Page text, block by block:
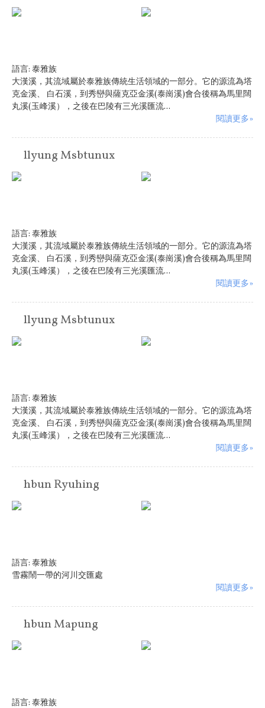
語言: 泰雅族
大漢溪，其流域屬於泰雅族傳統生活領域的一部分。它的源流為塔
克金溪、 白石溪，到秀巒與薩克亞金溪(泰崗溪)會合後稱為馬里闊
丸溪(玉峰溪），之後在巴陵有三光溪匯流...
閱讀更多»
llyung Msbtunux
語言: 泰雅族
大漢溪，其流域屬於泰雅族傳統生活領域的一部分。它的源流為塔
克金溪、 白石溪，到秀巒與薩克亞金溪(泰崗溪)會合後稱為馬里闊
丸溪(玉峰溪），之後在巴陵有三光溪匯流...
閱讀更多»
llyung Msbtunux
語言: 泰雅族
大漢溪，其流域屬於泰雅族傳統生活領域的一部分。它的源流為塔
克金溪、 白石溪，到秀巒與薩克亞金溪(泰崗溪)會合後稱為馬里闊
丸溪(玉峰溪），之後在巴陵有三光溪匯流...
閱讀更多»
hbun Ryuhing
語言: 泰雅族
雪霧鬧一帶的河川交匯處
閱讀更多»
hbun Mapung
語言: 泰雅族